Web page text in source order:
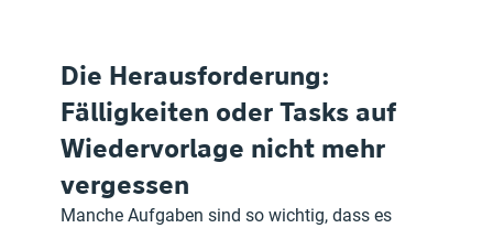
Die Herausforderung:
Fälligkeiten oder Tasks auf
Wiedervorlage nicht mehr
vergessen
Manche Aufgaben sind so wichtig, dass es